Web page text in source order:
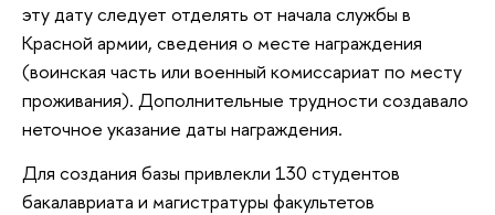
эту дату следует отделять от начала службы в
Красной армии, сведения о месте награждения
(воинская часть или военный комиссариат по месту
проживания). Дополнительные трудности создавало
неточное указание даты награждения.
Для создания базы привлекли 130 студентов
бакалавриата и магистратуры факультетов